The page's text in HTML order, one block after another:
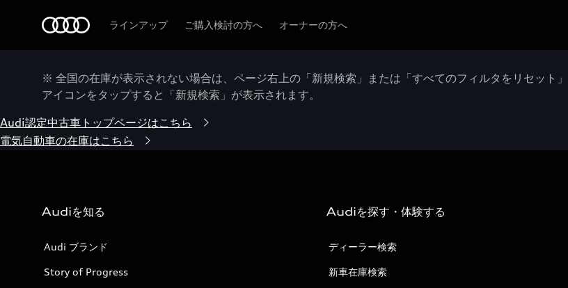
ラインアップ ご購入検討の方へ オーナーの方へ
※ 全国の在庫が表示されない場合は、ページ右上の「新規検索」または「すべてのフィルタをリセット
アイコンをタップすると「新規検索」が表示されます。
Audi認定中古車トップページはこちら
電気自動車の在庫はこちら
Audiを知る
Audi ブランド
Story of Progress
Audiを探す・体験する
ディーラー検索
新車在庫検索